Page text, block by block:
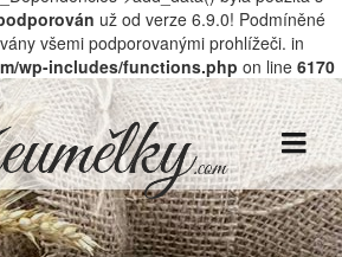
už od verze 6.9.0! Podmíněné
všemi podporovanými prohlížeči. in
wp-includes/functions.php on line 6170